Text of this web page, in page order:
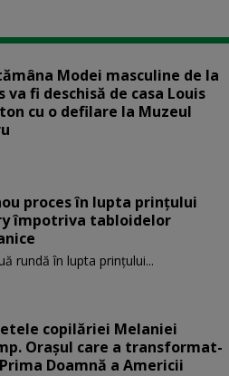
Modei masculine de la
va fi deschisă de casa Louis
cu o defilare la Muzeul
proces în lupta prinţului
împotriva tabloidelor
rundă în lupta prinţului...
copilăriei Melaniei
Orașul care a transformat-
Doamnă a Americii